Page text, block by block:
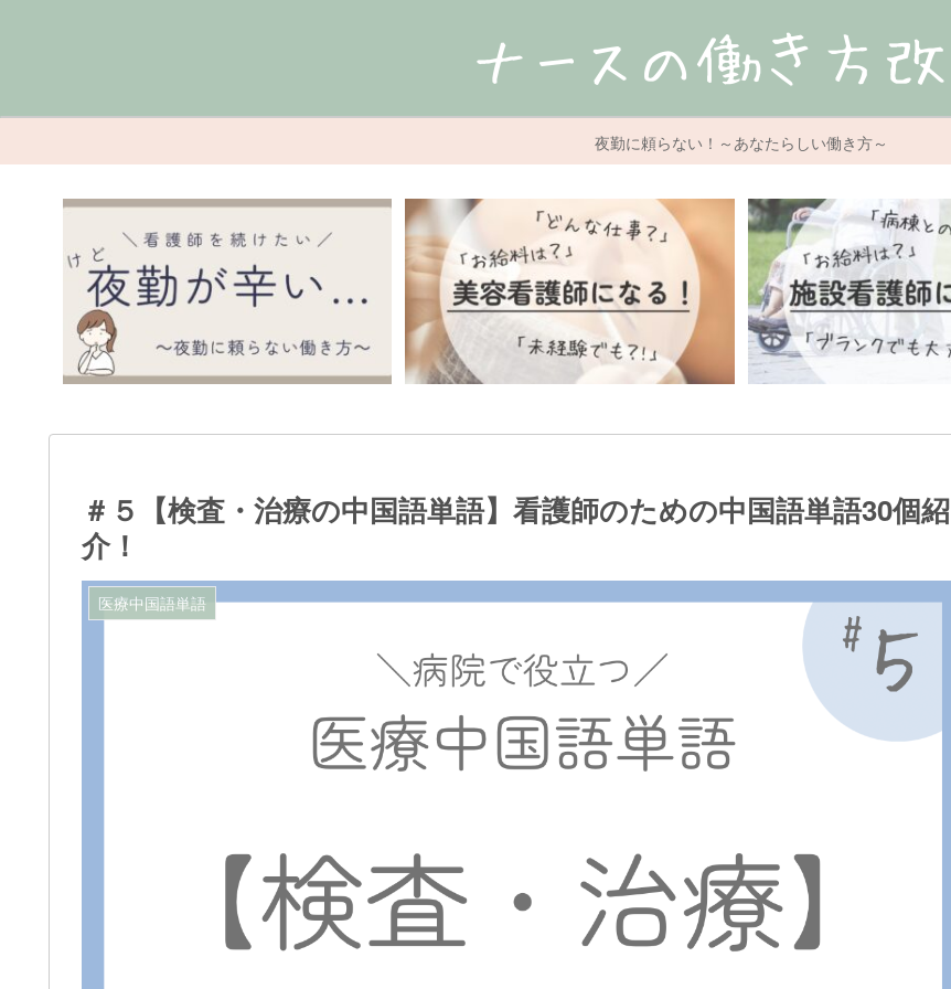
夜勤に頼らない！～あなたらしい働き方～
＃５【検査・治療の中国語単語】看護師のための中国語単語30個紹
介！
医療中国語単語